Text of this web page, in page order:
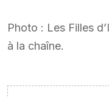
Photo : Les Filles
à la chaîne.